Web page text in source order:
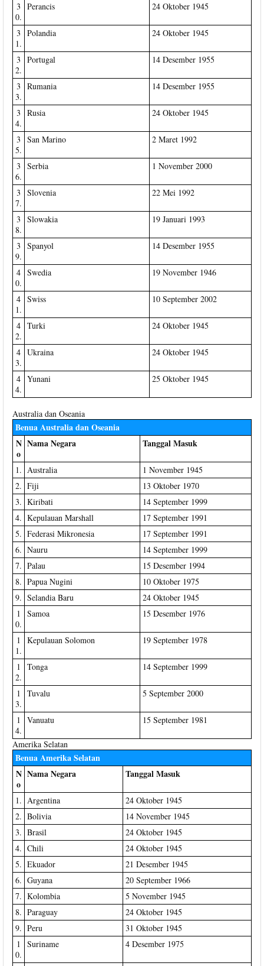
3
0.
Perancis 24 Oktober 1945
3
1.
Polandia 24 Oktober 1945
3
2.
Portugal 14 Desember 1955
3
3.
Rumania 14 Desember 1955
3
4.
Rusia 24 Oktober 1945
3
5.
San Marino 2 Maret 1992
3
6.
Serbia 1 November 2000
3
7.
Slovenia 22 Mei 1992
3
8.
Slowakia 19 Januari 1993
3
9.
Spanyol 14 Desember 1955
4
0.
Swedia 19 November 1946
4
1.
Swiss 10 September 2002
4
2.
Turki 24 Oktober 1945
4
3.
Ukraina 24 Oktober 1945
4
4.
Yunani 25 Oktober 1945
Australia dan Oseania
Benua Australia dan Oseania
N
o
Nama Negara Tanggal Masuk
1. Australia
1 November 1945
2. Fiji
13 Oktober 1970
3. Kiribati
14 September 1999
4. Kepulauan Marshall
17 September 1991
5. Federasi Mikronesia
17 September 1991
6. Nauru
14 September 1999
7. Palau
15 Desember 1994
8. Papua Nugini
10 Oktober 1975
9. Selandia Baru
24 Oktober 1945
1
0.
Samoa 15 Desember 1976
1
1.
Kepulauan Solomon 19 September 1978
1
2.
Tonga 14 September 1999
1
3.
Tuvalu 5 September 2000
1
4.
Vanuatu 15 September 1981
Amerika Selatan
Benua Amerika Selatan
N
o
Nama Negara Tanggal Masuk
1. Argentina
24 Oktober 1945
2. Bolivia
14 November 1945
3. Brasil
24 Oktober 1945
4. Chili
24 Oktober 1945
5. Ekuador
21 Desember 1945
6. Guyana
20 September 1966
7. Kolombia
5 November 1945
8. Paraguay
24 Oktober 1945
9. Peru
31 Oktober 1945
1
0.
Suriname 4 Desember 1975